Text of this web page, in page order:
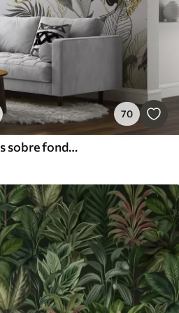
70
Hojas tropicales grises sobre fondo blanco